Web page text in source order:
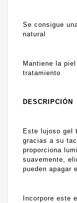
Se consigue
natural
Mantiene la
tratamiento
DESCRIPCIÓN
Este lujoso gel
gracias a su
proporciona
suavemente,
pueden apagar
Incorpore este